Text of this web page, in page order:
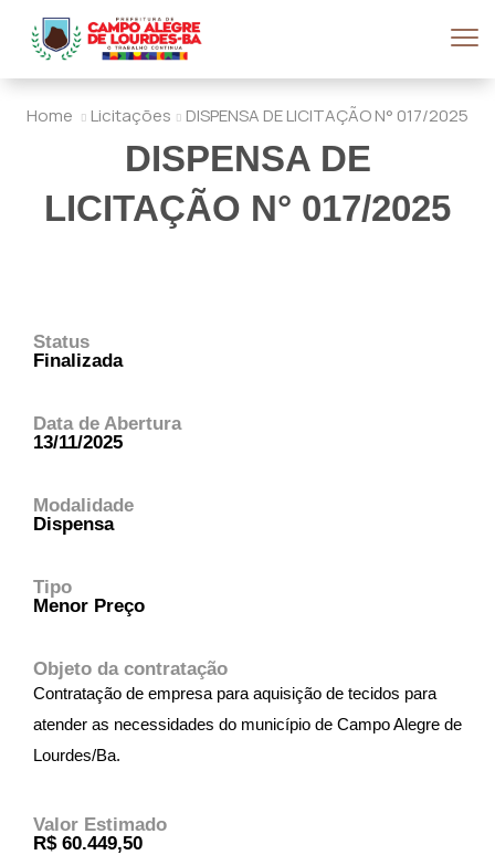
Home Licitações DISPENSA DE LICITAÇÃO N° 017/2025
DISPENSA DE
LICITAÇÃO N° 017/2025
Status
Finalizada
Data de Abertura
13/11/2025
Modalidade
Dispensa
Tipo
Menor Preço
Objeto da contratação
Contratação de empresa para aquisição de tecidos para
atender as necessidades do município de Campo Alegre de
Lourdes/Ba.
Valor Estimado
R$ 60.449,50